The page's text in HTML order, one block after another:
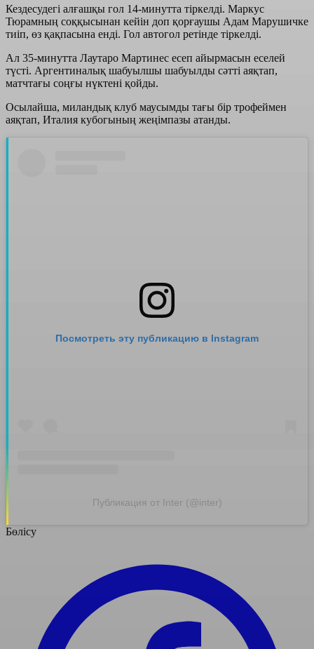
Кездесудегі алғашқы гол 14-минутта тіркелді. Маркус
Тюрамның соққысынан кейін доп қорғаушы Адам Марушичке
тиіп, өз қақпасына енді. Гол автогол ретінде тіркелді.
Ал 35-минутта Лаутаро Мартинес есеп айырмасын еселей
түсті. Аргентиналық шабуылшы шабуылды сәтті аяқтап,
матчтағы соңғы нүктені қойды.
Осылайша, миландық клуб маусымды тағы бір трофеймен
аяқтап, Италия кубогының жеңімпазы атанды.
Посмотреть эту публикацию в Instagram
Публикация от Inter (@inter)
Бөлісу